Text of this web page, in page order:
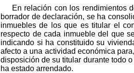
En relación con los rendimientos
borrador de declaración, se ha
inmuebles de los que es titular el
respecto de cada inmueble del que
indicando si ha constituido su
afecto a una actividad económica
disposición de su titular durante todo
ha estado arrendado.